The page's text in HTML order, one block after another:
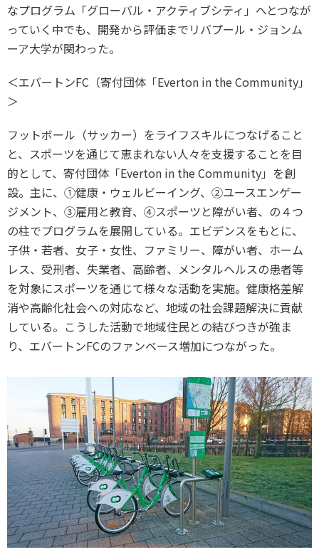
なプログラム「グローバル・アクティブシティ」へとつなが
っていく中でも、開発から評価までリバプール・ジョンム
ーア大学が関わった。
＜エバートンFC（寄付団体「Everton in the Community」
＞
フットボール（サッカー）をライフスキルにつなげること
と、スポーツを通じて恵まれない人々を支援することを目
的として、寄付団体「Everton in the Community」を創
設。主に、①健康・ウェルビーイング、②ユースエンゲー
ジメント、③雇用と教育、④スポーツと障がい者、の４つ
の柱でプログラムを展開している。エビデンスをもとに、
子供・若者、女子・女性、ファミリー、障がい者、ホーム
レス、受刑者、失業者、高齢者、メンタルヘルスの患者等
を対象にスポーツを通じて様々な活動を実施。健康格差解
消や高齢化社会への対応など、地域の社会課題解決に貢献
している。こうした活動で地域住民との結びつきが強ま
り、エバートンFCのファンベース増加につながった。